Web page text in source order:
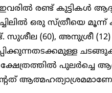
രണ്ട് കുട്ടികൾ
ഒരു സ്ത്രീയെ
സുശീല (60), അനുശ്രീ
പുലർച്ചെ